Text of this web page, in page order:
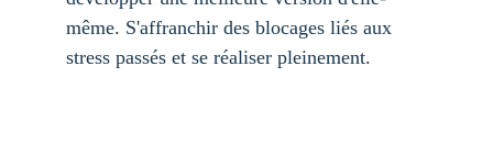
même. S'affranchir des blocages liés aux
stress passés et se réaliser pleinement.